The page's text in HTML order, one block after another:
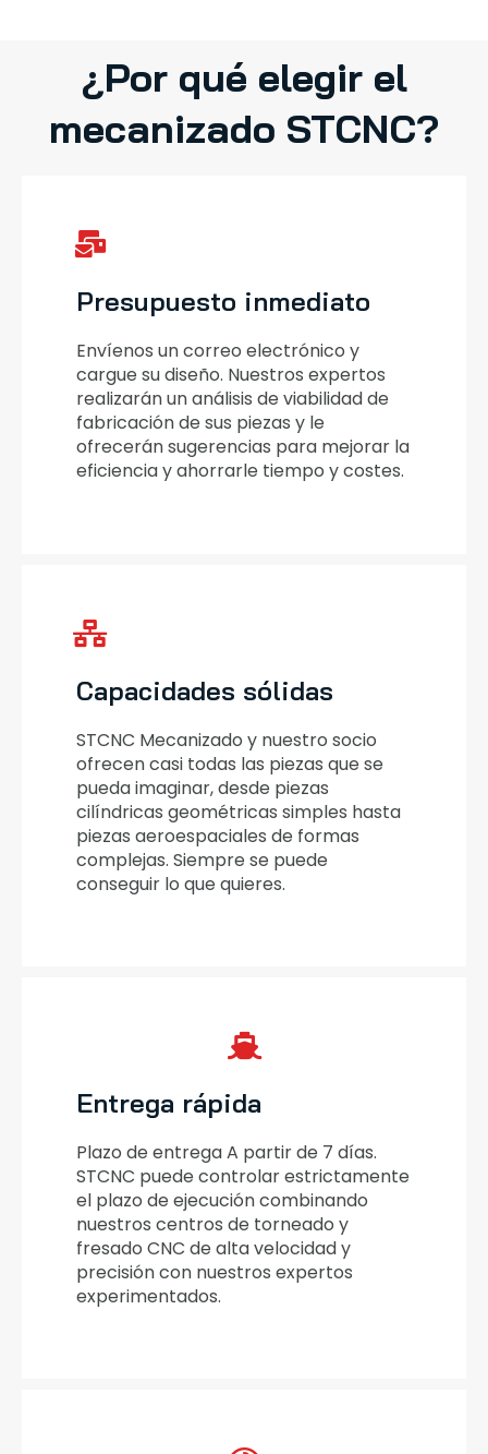
¿Por qué elegir el
mecanizado STCNC?
Presupuesto inmediato
Envíenos un correo electrónico y
cargue su diseño. Nuestros expertos
realizarán un análisis de viabilidad de
fabricación de sus piezas y le
ofrecerán sugerencias para mejorar la
eficiencia y ahorrarle tiempo y costes.
Capacidades sólidas
STCNC Mecanizado y nuestro socio
ofrecen casi todas las piezas que se
pueda imaginar, desde piezas
cilíndricas geométricas simples hasta
piezas aeroespaciales de formas
complejas. Siempre se puede
conseguir lo que quieres.
Entrega rápida
Plazo de entrega A partir de 7 días.
STCNC puede controlar estrictamente
el plazo de ejecución combinando
nuestros centros de torneado y
fresado CNC de alta velocidad y
precisión con nuestros expertos
experimentados.